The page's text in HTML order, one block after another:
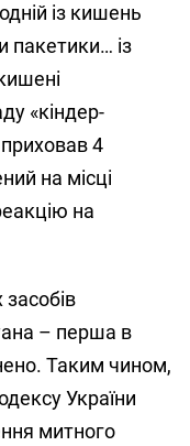
із кишень
пакетики… із
«кіндер-
4
на місці
на
– перша в
.Таким чином,
України
митного